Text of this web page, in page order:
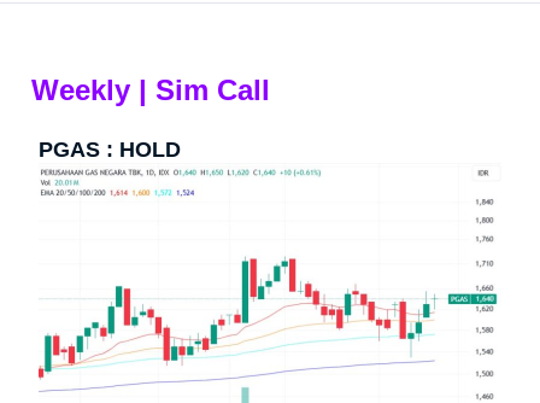
Weekly | Sim Call​
PGAS : HOLD